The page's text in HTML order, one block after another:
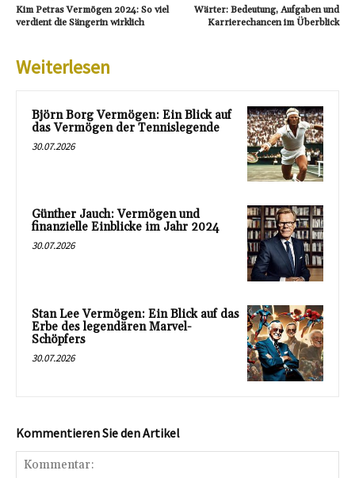
Kim Petras Vermögen 2024: So viel
verdient die Sängerin wirklich
Wärter: Bedeutung, Aufgaben und
Karrierechancen im Überblick
Weiterlesen
Björn Borg Vermögen: Ein Blick auf
das Vermögen der Tennislegende
30.07.2026
Günther Jauch: Vermögen und
finanzielle Einblicke im Jahr 2024
30.07.2026
Stan Lee Vermögen: Ein Blick auf das
Erbe des legendären Marvel-
Schöpfers
30.07.2026
Kommentieren Sie den Artikel